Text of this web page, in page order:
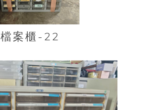
檔案櫃-22